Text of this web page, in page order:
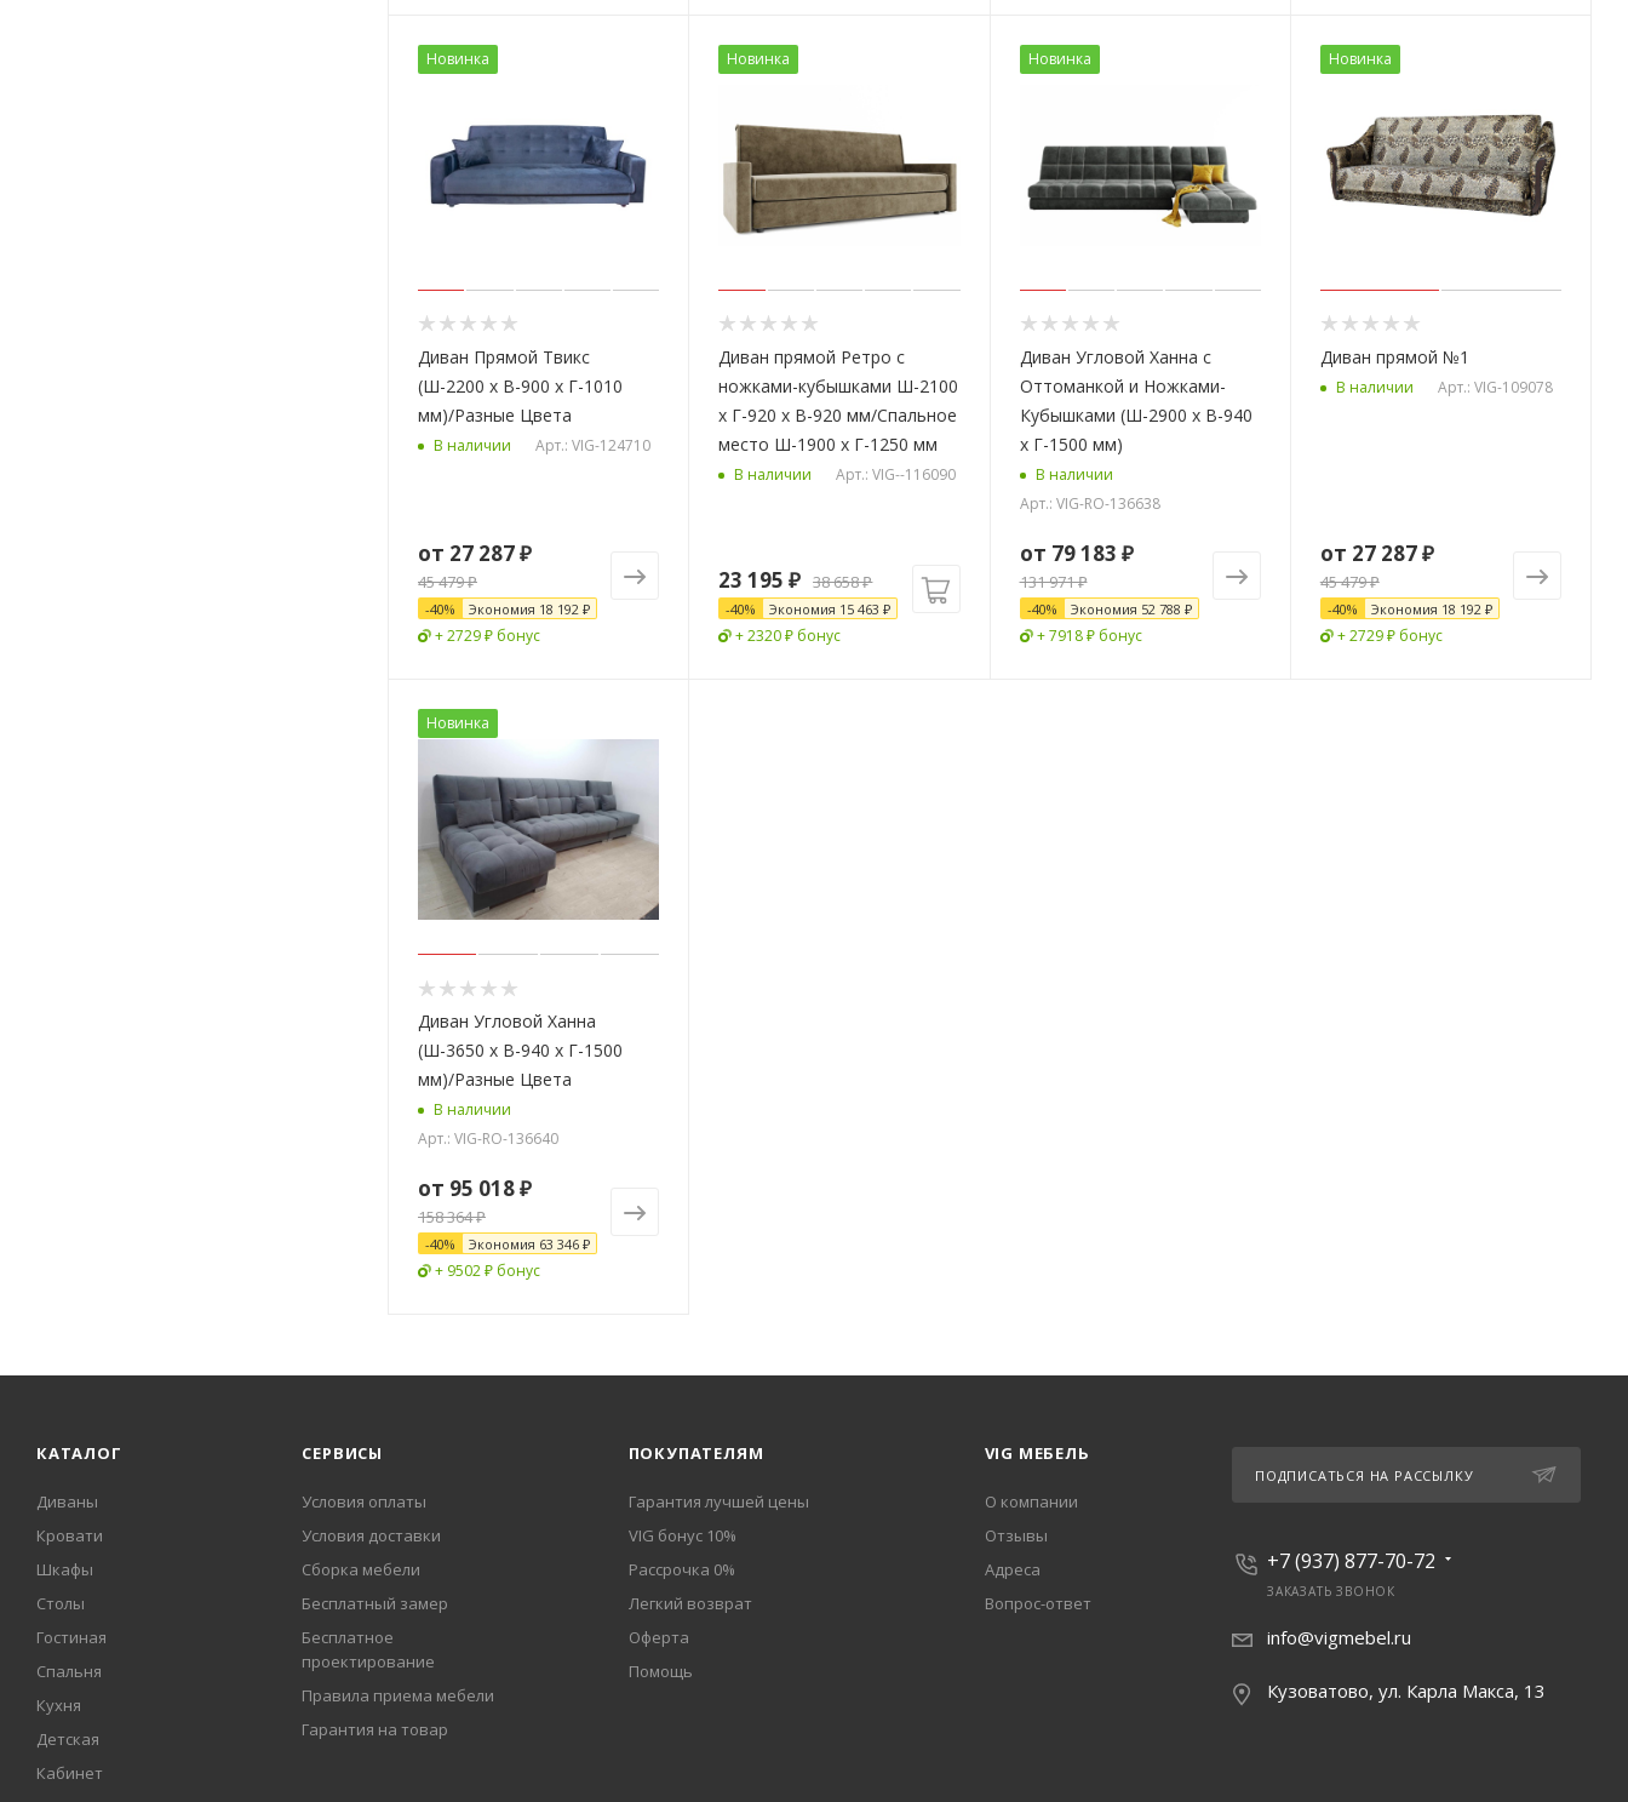
Новинка
Диван Прямой Твикс
(Ш-2200 х В-900 х Г-1010
мм)/Разные Цвета
В наличии Арт.: VIG-124710
от 27 287 ₽
45 479 ₽
-40% Экономия 18 192 ₽
+ 2729 ₽ бонус
Новинка
Диван прямой Ретро с
ножками-кубышками Ш-2100
х Г-920 х В-920 мм/Спальное
место Ш-1900 х Г-1250 мм
В наличии Арт.: VIG--116090
23 195 ₽ 38 658₽
-40% Экономия 15 463 ₽
+ 2320 ₽ бонус
Новинка
Диван Угловой Ханна с
Оттоманкой и Ножками-
Кубышками (Ш-2900 х В-940
х Г-1500 мм)
В наличии
Арт.: VIG-RO-136638
от 79 183 ₽
131 971 ₽
-40% Экономия 52 788 ₽
+ 7918 ₽ бонус
Новинка
Диван прямой №1
В наличии Арт.: VIG-109078
от 27 287 ₽
45 479 ₽
-40% Экономия 18 192 ₽
+ 2729 ₽ бонус
Новинка
Диван Угловой Ханна
(Ш-3650 х В-940 х Г-1500
мм)/Разные Цвета
В наличии
Арт.: VIG-RO-136640
от 95 018 ₽
158 364 ₽
-40% Экономия 63 346 ₽
+ 9502 ₽ бонус
КАТАЛОГ
Диваны
Кровати
Шкафы
Столы
Гостиная
Спальня
Кухня
Детская
Кабинет
СЕРВИСЫ
Условия оплаты
Условия доставки
Сборка мебели
Бесплатный замер
Бесплатное
проектирование
Правила приема мебели
Гарантия на товар
ПОКУПАТЕЛЯМ
Гарантия лучшей цены
VIG бонус 10%
Рассрочка 0%
Легкий возврат
Оферта
Помощь
VIG МЕБЕЛЬ
О компании
Отзывы
Адреса
Вопрос-ответ
ПОДПИСАТЬСЯ НА РАССЫЛКУ
+7 (937) 877-70-72
ЗАКАЗАТЬ ЗВОНОК
info@vigmebel.ru
Кузоватово, ул. Карла Макса, 13